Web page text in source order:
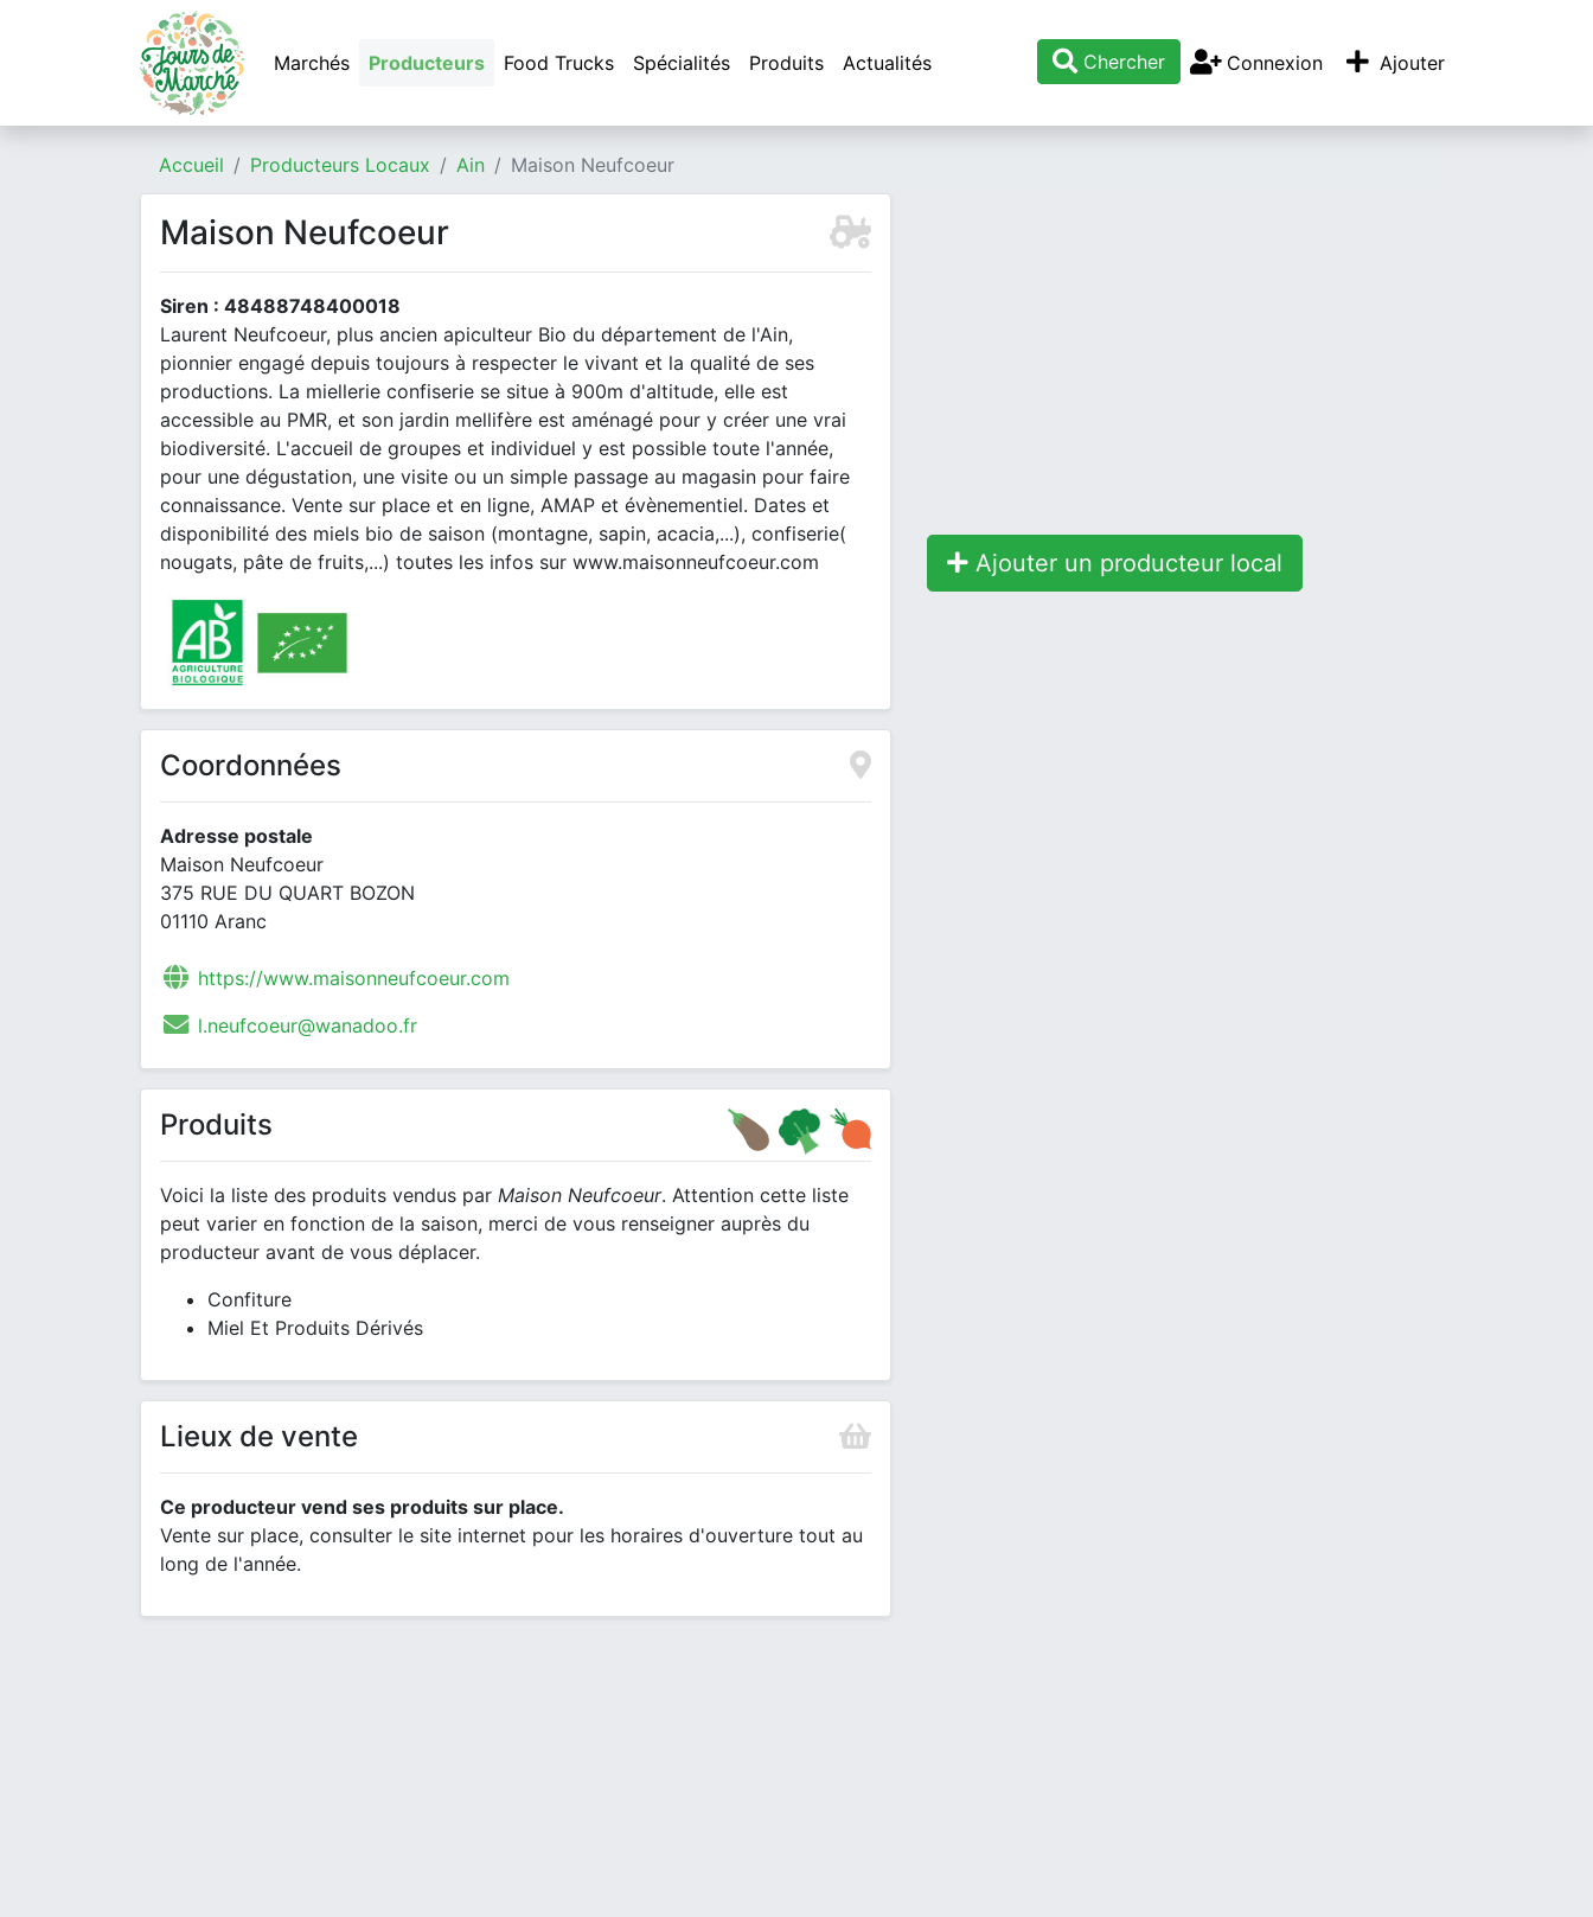
Marchés Producteurs Food Trucks Spécialités Produits Actualités Chercher Connexion Ajouter
Accueil Producteurs Locaux Ain Maison Neufcoeur
Maison Neufcoeur
Siren : 48488748400018
Laurent Neufcoeur, plus ancien apiculteur Bio du département de l'Ain,
pionnier engagé depuis toujours à respecter le vivant et la qualité de ses
productions. La miellerie confiserie se situe à 900m d'altitude, elle est
accessible au PMR, et son jardin mellifère est aménagé pour y créer une vrai
biodiversité. L'accueil de groupes et individuel y est possible toute l'année,
pour une dégustation, une visite ou un simple passage au magasin pour faire
connaissance. Vente sur place et en ligne, AMAP et évènementiel. Dates et
disponibilité des miels bio de saison (montagne, sapin, acacia,...), confiserie(
nougats, pâte de fruits,...) toutes les infos sur www.maisonneufcoeur.com
Coordonnées
Adresse postale
Maison Neufcoeur
375 RUE DU QUART BOZON
01110 Aranc
https://www.maisonneufcoeur.com
l.neufcoeur@wanadoo.fr
Produits
Voici la liste des produits vendus par Maison Neufcoeur. Attention cette liste
peut varier en fonction de la saison, merci de vous renseigner auprès du
producteur avant de vous déplacer.
Confiture
Miel Et Produits Dérivés
Lieux de vente
Ce producteur vend ses produits sur place.
Vente sur place, consulter le site internet pour les horaires d'ouverture tout au
long de l'année.
Ajouter un producteur local